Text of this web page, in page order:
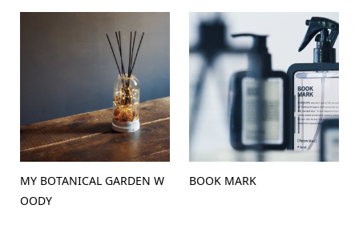
MY BOTANICAL GARDEN W
OODY
BOOK MARK